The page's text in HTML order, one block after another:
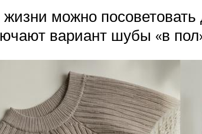
жизни можно
вариант шубы «в